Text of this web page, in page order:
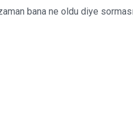
bana ne oldu diye